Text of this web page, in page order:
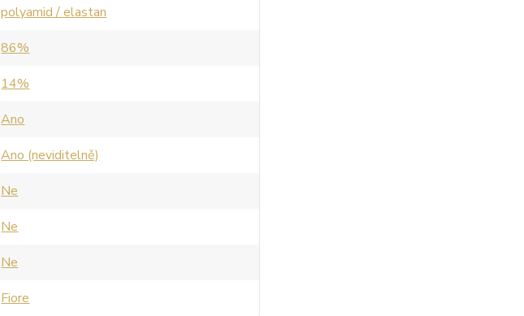
polyamid / elastan
86%
14%
Ano
Ano (neviditelně)
Ne
Ne
Ne
Fiore